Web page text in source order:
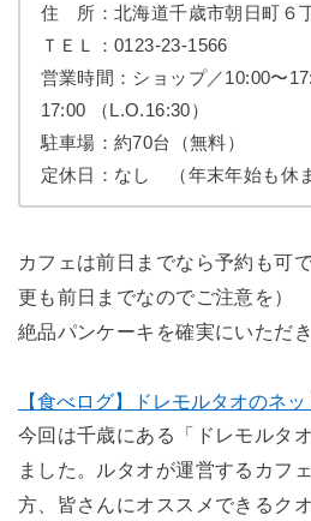
住 所：北海道千歳市朝日町６
ＴＥＬ：0123-23-1566
営業時間：ショップ／10:00〜
17:00 （L.O.16:30）
駐車場：約70台（無料）
定休日：なし （年末年始も休
カフェは前日までなら予約も可
更も前日までなのでご注意を）
絶品パンケーキを確実にいただ
【食べログ】ドレモルタオのネ
今回は千歳にある「ドレモルタ
ました。ルタオが運営するカフ
方、皆さんにオススメできるク